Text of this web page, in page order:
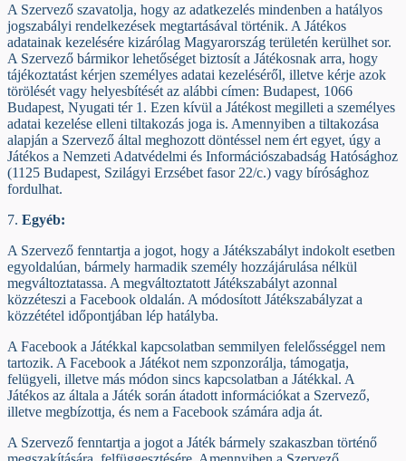
A Szervező szavatolja, hogy az adatkezelés mindenben a hatályos
jogszabályi rendelkezések megtartásával történik. A Játékos
adatainak kezelésére kizárólag Magyarország területén kerülhet sor.
A Szervező bármikor lehetőséget biztosít a Játékosnak arra, hogy
tájékoztatást kérjen személyes adatai kezeléséről, illetve kérje azok
törölését vagy helyesbítését az alábbi címen: Budapest, 1066
Budapest, Nyugati tér 1. Ezen kívül a Játékost megilleti a személyes
adatai kezelése elleni tiltakozás joga is. Amennyiben a tiltakozása
alapján a Szervező által meghozott döntéssel nem ért egyet, úgy a
Játékos a Nemzeti Adatvédelmi és Információszabadság Hatósághoz
(1125 Budapest, Szilágyi Erzsébet fasor 22/c.) vagy bírósághoz
fordulhat.
7. Egyéb:
A Szervező fenntartja a jogot, hogy a Játékszabályt indokolt esetben
egyoldalúan, bármely harmadik személy hozzájárulása nélkül
megváltoztatassa. A megváltoztatott Játékszabályt azonnal
közzéteszi a Facebook oldalán. A módosított Játékszabályzat a
közzététel időpontjában lép hatályba.
A Facebook a Játékkal kapcsolatban semmilyen felelősséggel nem
tartozik. A Facebook a Játékot nem szponzorálja, támogatja,
felügyeli, illetve más módon sincs kapcsolatban a Játékkal. A
Játékos az általa a Játék során átadott információkat a Szervező,
illetve megbízottja, és nem a Facebook számára adja át.
A Szervező fenntartja a jogot a Játék bármely szakaszban történő